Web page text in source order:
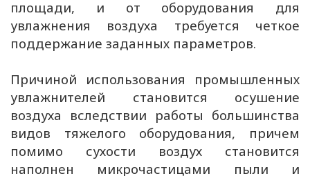
площади, и от оборудования для
увлажнения воздуха требуется четкое
поддержание заданных параметров.
Причиной использования промышленных
увлажнителей становится осушение
воздуха вследствии работы большинства
видов тяжелого оборудования, причем
помимо сухости воздух становится
наполнен микрочастицами пыли и